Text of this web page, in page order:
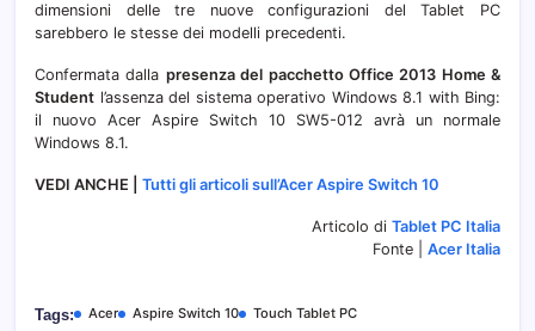
dimensioni delle tre nuove configurazioni del Tablet PC
sarebbero le stesse dei modelli precedenti.
Confermata dalla presenza del pacchetto Office 2013 Home &
Student l’assenza del sistema operativo Windows 8.1 with Bing:
il nuovo Acer Aspire Switch 10 SW5-012 avrà un normale
Windows 8.1.
VEDI ANCHE | Tutti gli articoli sull’Acer Aspire Switch 10
Articolo di Tablet PC Italia
Fonte | Acer Italia
Tags: Acer Aspire Switch 10 Touch Tablet PC